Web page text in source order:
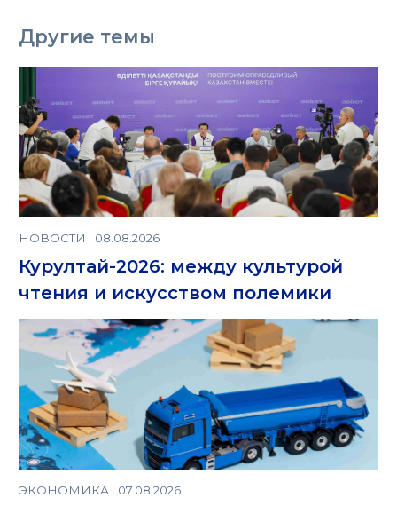
Другие темы
НОВОСТИ | 08.08.2026
Курултай-2026: между культурой
чтения и искусством полемики
ЭКОНОМИКА | 07.08.2026